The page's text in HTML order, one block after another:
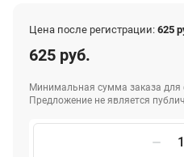
Цена после регистрации: 625
625 руб.
Минимальная сумма заказа для
Предложение не является